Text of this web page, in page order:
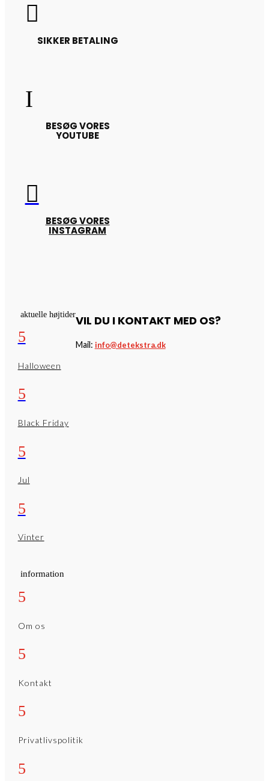

SIKKER BETALING
I
BESØG VORES
YOUTUBE

BESØG VORES
INSTAGRAM
aktuelle højtider
5
Halloween
5
Black Friday
5
Jul
5
Vinter
information
5
Om os
5
Kontakt
5
Privatlivspolitik
5
VIL DU I KONTAKT MED OS?
Mail: info@detekstra.dk